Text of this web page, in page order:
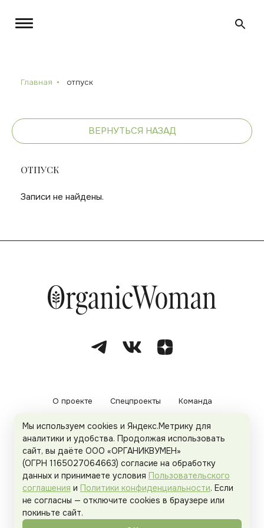
Главная отпуск
ВЕРНУТЬСЯ НАЗАД
ОТПУСК
Записи не найдены.
О проекте Спецпроекты Команда
Рекламодателям Политика конфиденциальности
Пользовательское соглашение
Organicwoman.ru . Все права защищены.
Мы используем cookies и Яндекс.Метрику для
аналитики и удобства. Продолжая использовать
сайт, вы даёте ООО «ОРГАНИКВУМЕН»
(ОГРН 1165027064663) согласие на обработку
данных и принимаете условия Пользовательского
соглашения и Политики конфиденциальности. Если
не согласны — отключите cookies в браузере или
покиньте сайт.